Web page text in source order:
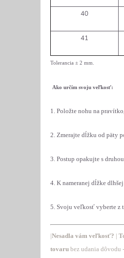
40
41
Tolerancia ± 2 mm.
Ako určím svoju veľkosť:
1. Položte nohu na
2. Zmerajte dĺžku od päty
3. Postup opakujte s
4. K nameranej dĺžke
5. Svoju veľkosť vyberte z
|Nesadla vám veľkosť? |
tovaru bez udania dôvodu -